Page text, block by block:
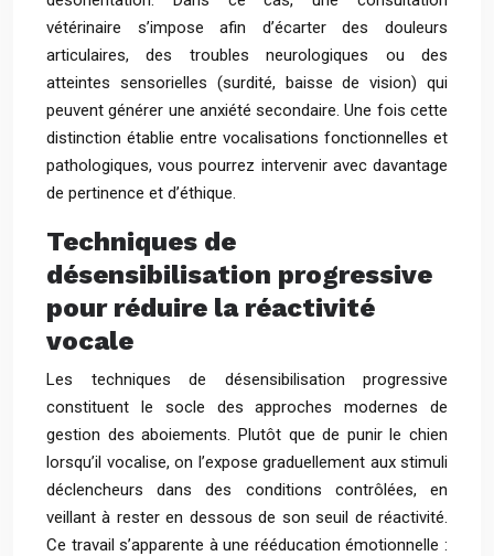
vétérinaire s’impose afin d’écarter des douleurs
articulaires, des troubles neurologiques ou des
atteintes sensorielles (surdité, baisse de vision) qui
peuvent générer une anxiété secondaire. Une fois cette
distinction établie entre vocalisations fonctionnelles et
pathologiques, vous pourrez intervenir avec davantage
de pertinence et d’éthique.
Techniques de
désensibilisation progressive
pour réduire la réactivité
vocale
Les techniques de désensibilisation progressive
constituent le socle des approches modernes de
gestion des aboiements. Plutôt que de punir le chien
lorsqu’il vocalise, on l’expose graduellement aux stimuli
déclencheurs dans des conditions contrôlées, en
veillant à rester en dessous de son seuil de réactivité.
Ce travail s’apparente à une rééducation émotionnelle :